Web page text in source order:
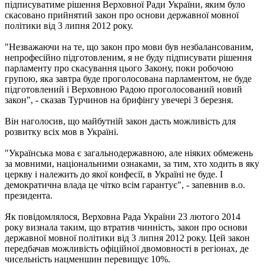
підписуватиме рішення Верховної Ради України, яким було
скасовано прийнятий закон про основи державної мовної
політики від 3 липня 2012 року.
"Незважаючи на те, що закон про мови був незбалансованим,
непрофесійно підготовленим, я не буду підписувати рішення
парламенту про скасування цього Закону, поки робочою
групою, яка завтра буде проголосована парламентом, не буде
підготовлений і Верховною Радою проголосований новий
закон", - сказав Турчинов на брифінгу увечері 3 березня.
Він наголосив, що майбутній закон дасть можливість для
розвитку всіх мов в Україні.
"Українська мова є загальнодержавною, але ніяких обмежень
за мовними, національними ознаками, за тим, хто ходить в яку
церкву і належить до якої конфесії, в Україні не буде. І
демократична влада це чітко всім гарантує", - запевнив в.о.
президента.
Як повідомлялося, Верховна Рада України 23 лютого 2014
року визнала таким, що втратив чинність, закон про основи
державної мовної політики від 3 липня 2012 року. Цей закон
передбачав можливість офіційної двомовності в регіонах, де
чисельність нацменшин перевищує 10%.